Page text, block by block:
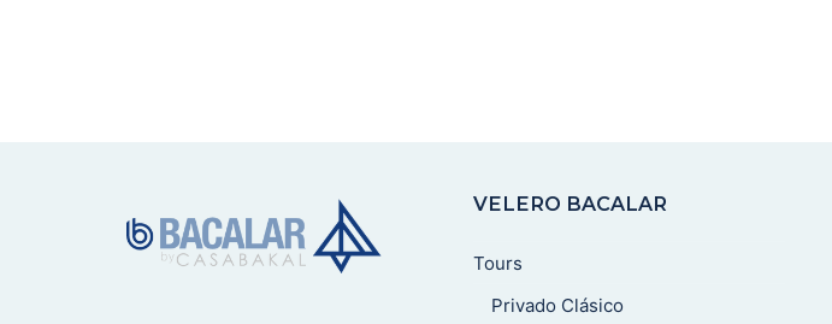
VELERO BACALAR
Tours
Privado Clásico